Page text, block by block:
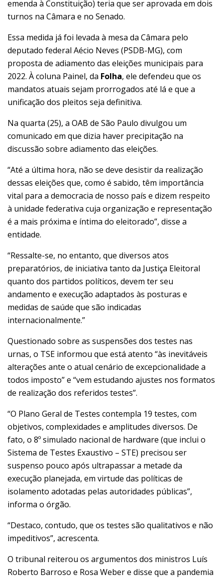
emenda à Constituição) teria que ser aprovada em dois
turnos na Câmara e no Senado.
Essa medida já foi levada à mesa da Câmara pelo
deputado federal Aécio Neves (PSDB-MG), com
proposta de adiamento das eleições municipais para
2022. À coluna Painel, da Folha, ele defendeu que os
mandatos atuais sejam prorrogados até lá e que a
unificação dos pleitos seja definitiva.
Na quarta (25), a OAB de São Paulo divulgou um
comunicado em que dizia haver precipitação na
discussão sobre adiamento das eleições.
“Até a última hora, não se deve desistir da realização
dessas eleições que, como é sabido, têm importância
vital para a democracia de nosso país e dizem respeito
à unidade federativa cuja organização e representação
é a mais próxima e íntima do eleitorado”, disse a
entidade.
“Ressalte-se, no entanto, que diversos atos
preparatórios, de iniciativa tanto da Justiça Eleitoral
quanto dos partidos políticos, devem ter seu
andamento e execução adaptados às posturas e
medidas de saúde que são indicadas
internacionalmente.”
Questionado sobre as suspensões dos testes nas
urnas, o TSE informou que está atento “às inevitáveis
alterações ante o atual cenário de excepcionalidade a
todos imposto” e “vem estudando ajustes nos formatos
de realização dos referidos testes”.
“O Plano Geral de Testes contempla 19 testes, com
objetivos, complexidades e amplitudes diversos. De
fato, o 8º simulado nacional de hardware (que inclui o
Sistema de Testes Exaustivo – STE) precisou ser
suspenso pouco após ultrapassar a metade da
execução planejada, em virtude das políticas de
isolamento adotadas pelas autoridades públicas”,
informa o órgão.
“Destaco, contudo, que os testes são qualitativos e não
impeditivos”, acrescenta.
O tribunal reiterou os argumentos dos ministros Luís
Roberto Barroso e Rosa Weber e disse que a pandemia